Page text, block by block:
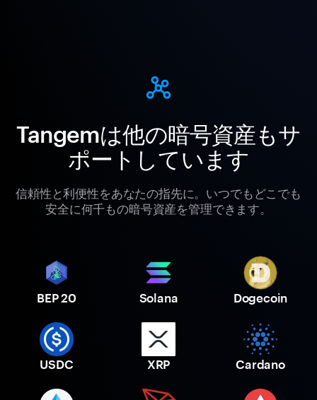
Tangemは他の暗号資産もサ
ポートしています
信頼性と利便性をあなたの指先に。いつでもどこでも
安全に何千もの暗号資産を管理できます。
BEP 20 Solana Dogecoin
USDC XRP Cardano